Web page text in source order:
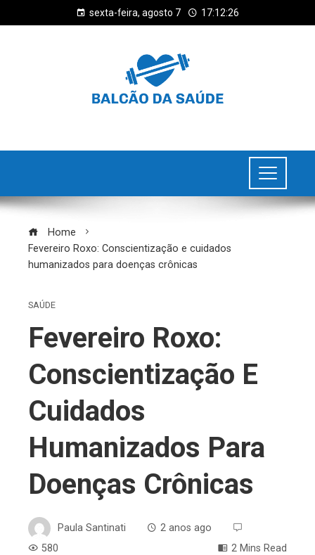
sexta-feira, agosto 7 17:12:27
Home
Fevereiro Roxo: Conscientização e cuidados
humanizados para doenças crônicas
SAÚDE
Fevereiro Roxo:
Conscientização E
Cuidados
Humanizados Para
Doenças Crônicas
Paula Santinati
2 anos ago
580
2 Mins Read